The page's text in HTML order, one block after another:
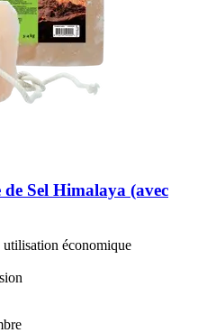
de Sel Himalaya (avec
économique